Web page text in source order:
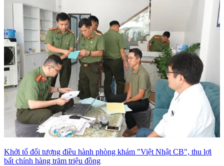
Khởi tố đối tượng điều hành phòng khám "Việt Nhật CB", thu lợi
bất chính hàng trăm triệu đồng